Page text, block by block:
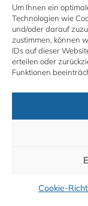
Um Ihnen ein
Technologien wie
und/oder darauf
zustimmen, können
IDs auf dieser
erteilen oder
Funktionen
Cookie-
besonders
Was bedeutet
bedeutet sie
Welche
du dir
Wie würdest
wenn die
Zurück